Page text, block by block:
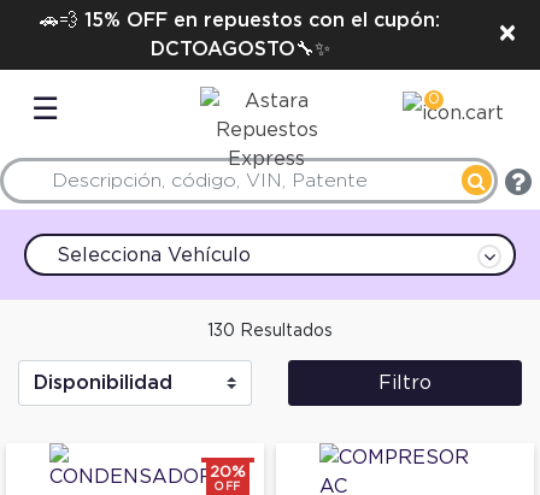
🚗💨 15% OFF en repuestos con el cupón:
DCTOAGOSTO🔧✨
×
☰ 0
Selecciona Vehículo
130 Resultados
Filtro
20%
OFF